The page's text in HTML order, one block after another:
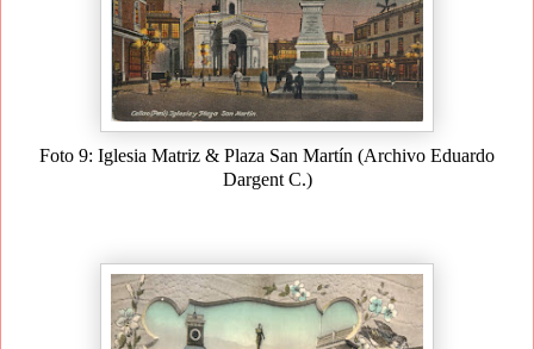
Foto 9: Iglesia Matriz & Plaza San Martín (Archivo Eduardo
Dargent C.)